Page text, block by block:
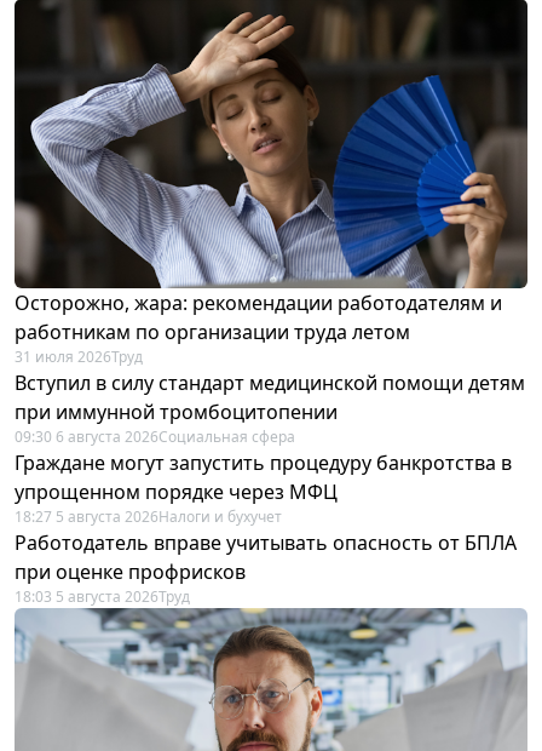
Осторожно, жара: рекомендации работодателям и
работникам по организации труда летом
31 июля 2026Труд
Вступил в силу стандарт медицинской помощи детям
при иммунной тромбоцитопении
09:30 6 августа 2026Социальная сфера
Граждане могут запустить процедуру банкротства в
упрощенном порядке через МФЦ
18:27 5 августа 2026Налоги и бухучет
Работодатель вправе учитывать опасность от БПЛА
при оценке профрисков
18:03 5 августа 2026Труд